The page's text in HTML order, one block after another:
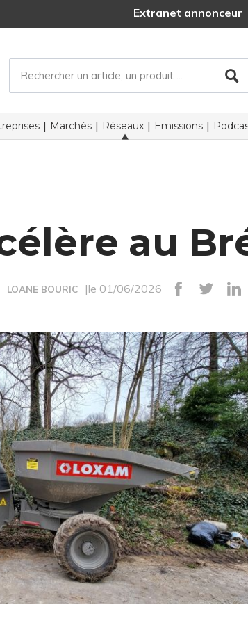
Extranet annonceur
Marchés Réseaux Emissions
au
LOANE BOURIC |le 01/06/2026